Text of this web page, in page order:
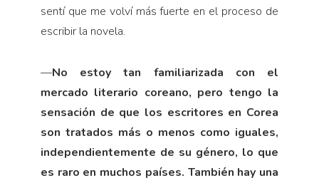
sentí que me volví más fuerte en el proceso de
escribir la novela.
—No estoy tan familiarizada con el
mercado literario coreano, pero tengo la
sensación de que los escritores en Corea
son tratados más o menos como iguales,
independientemente de su género, lo que
es raro en muchos países. También hay una